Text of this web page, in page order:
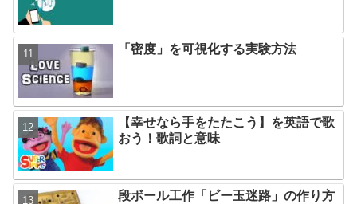
「密度」を可視化する実験方法
【幸せなら手をたたこう】を英語で歌
おう！歌詞と意味
段ボール工作「ビー玉迷路」の作り方